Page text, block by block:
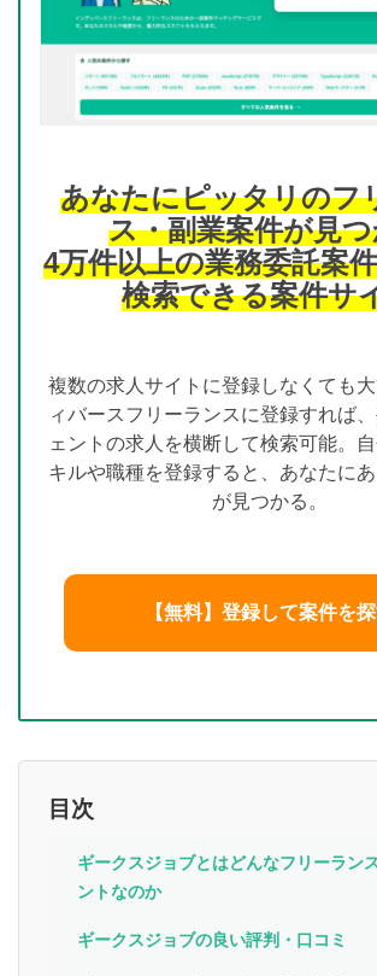
あなたにピッタリのフ
ス・副業案件が見
4万件以上の業務委託案
検索できる案件サ
複数の求人サイトに登録しなくても
ィバースフリーランスに登録すれば
ェントの求人を横断して検索可能。
キルや職種を登録すると、あなたに
が見つかる。
【無料】登録して案件を
目次
ギークスジョブとはどんなフリーラン
ントなのか
ギークスジョブの良い評判・口コミ